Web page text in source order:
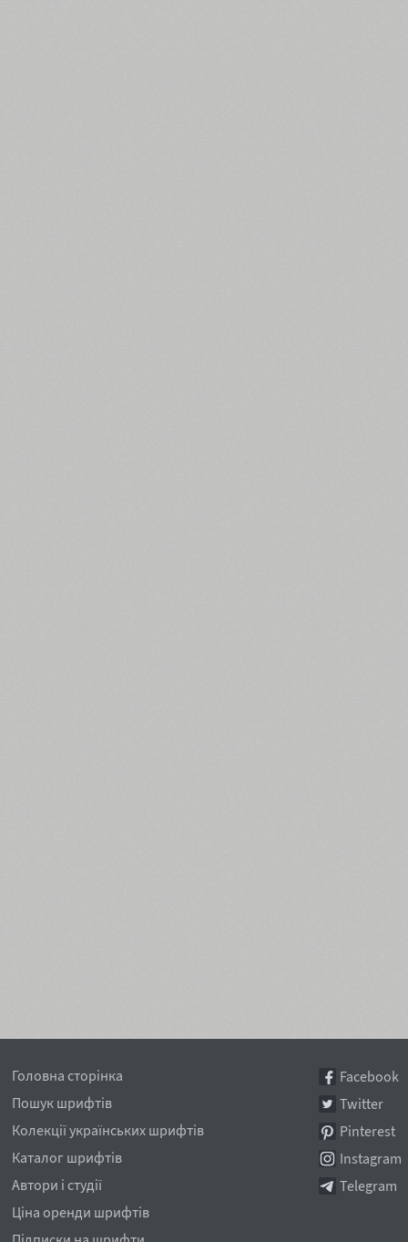
Головна сторінка
Пошук шрифтів
Колекції українських шрифтів
Каталог шрифтів
Автори і студії
Ціна оренди шрифтів
Facebook
Twitter
Pinterest
Instagram
Telegram